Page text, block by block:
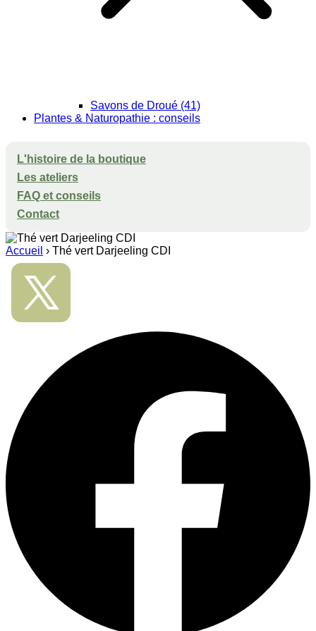
Savons de Droué (41)
Plantes & Naturopathie : conseils
L'histoire de la boutique
Les ateliers
FAQ et conseils
Contact
Accueil › Thé vert Darjeeling CDI